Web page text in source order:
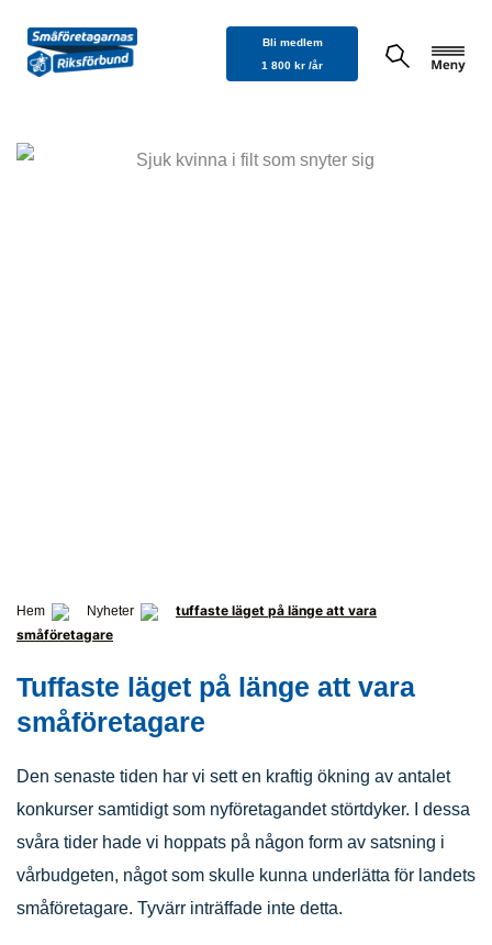
innehåll
Bli medlem
1 800 kr /år
Hem Nyheter
tuffaste läget på länge att vara
småföretagare
Tuffaste läget på länge att vara
småföretagare
Den senaste tiden har vi sett en kraftig ökning av antalet
konkurser samtidigt som nyföretagandet störtdyker. I dessa
svåra tider hade vi hoppats på någon form av satsning i
vårbudgeten, något som skulle kunna underlätta för landets
småföretagare. Tyvärr inträffade inte detta.